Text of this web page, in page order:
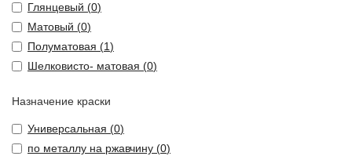
Глянцевый (0)
Матовый (0)
Полуматовая (1)
Шелковисто- матовая (0)
Назначение краски
Универсальная (0)
по металлу на ржавчину (0)